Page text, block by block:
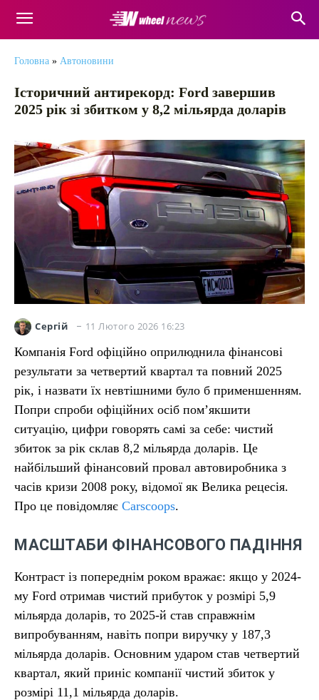
Головна » Автоновини
Історичний антирекорд: Ford завершив
2025 рік зі збитком у 8,2 мільярда доларів
Сергій 11 Лютого 2026 16:23
Компанія Ford офіційно оприлюднила фінансові
результати за четвертий квартал та повний 2025
рік, і назвати їх невтішними було б применшенням.
Попри спроби офіційних осіб пом’якшити
ситуацію, цифри говорять самі за себе: чистий
збиток за рік склав 8,2 мільярда доларів. Це
найбільший фінансовий провал автовиробника з
часів кризи 2008 року, відомої як Велика рецесія.
Про це повідомляє Carscoops.
МАСШТАБИ ФІНАНСОВОГО ПАДІННЯ
Контраст із попереднім роком вражає: якщо у 2024-
му Ford отримав чистий прибуток у розмірі 5,9
мільярда доларів, то 2025-й став справжнім
випробуванням, навіть попри виручку у 187,3
мільярда доларів. Основним ударом став четвертий
квартал, який приніс компанії чистий збиток у
розмірі 11,1 мільярда доларів.